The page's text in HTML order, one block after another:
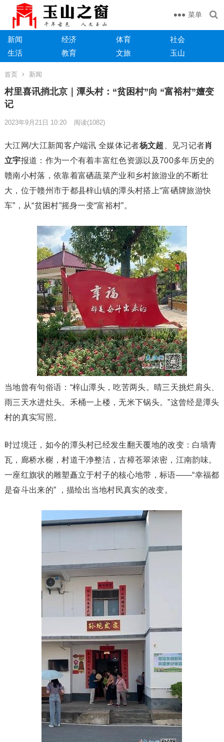
菜单
新闻 经济 体育
社会
生活
教育 文旅 玉山
首页 新闻
村里喜讯捎北京｜潭头村：“贫困村”向 “富裕村”嬗变
记
2023年9月21日 10:20 阅读(1082)
大江网/大江新闻客户端讯 全媒体记者杨文超 、见习记者肖
立宇报道：作为一个有着丰富红色资源以及700多年历史的
赣南小村落，依靠着富硒蔬菜产业和乡村旅游业的不断壮
大，位于赣州市于都县梓山镇的潭头村搭上“富硒牌旅游快
车”，从“贫困村”摇身一变“富裕村”。
当地曾有句俗语：“梓山潭头，吃苦两头。晴三天挑烂肩头、
雨三天水进灶头。禾桶一上楼，无米下锅头。”这曾经是潭头
村的真实写照。
时过境迁，如今的潭头村已经发生翻天覆地的改变：白墙青
瓦，廊桥水榭，村道干净整洁，古樟苍翠浓密，江南韵味。
一座红旗状的雕塑矗立于村子的核心地带，标语——“幸福都
是奋斗出来的” ，描绘出当地村民真实的改变。